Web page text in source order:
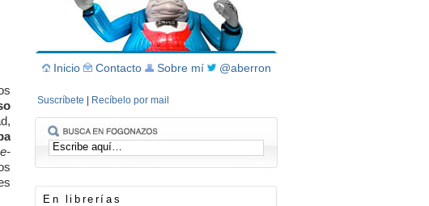
Inicio Contacto Sobre mí @aberron
Suscríbete Recíbelo por mail
En librerías